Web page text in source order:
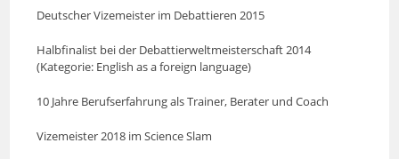
Deutscher Vizemeister im Debattieren 2015
Halbfinalist bei der Debattierweltmeisterschaft 2014
(Kategorie: English as a foreign language)
10 Jahre Berufserfahrung als Trainer, Berater und Coach
Vizemeister 2018 im Science Slam